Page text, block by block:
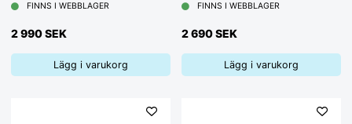
FINNS I WEBBLAGER
2 990 SEK
Lägg i varukorg
FINNS I WEBBLAGER
2 690 SEK
Lägg i varukorg